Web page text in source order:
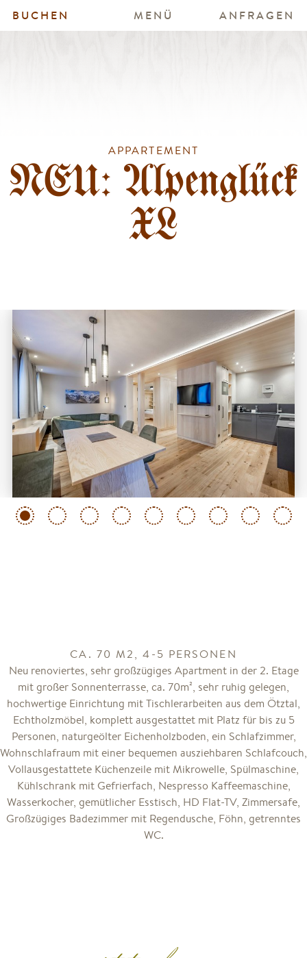
BUCHEN MENÜ ANFRAGEN
APPARTEMENT
NEU: Alpenglück
XL
CA. 70 M2, 4-5 PERSONEN
Neu renoviertes, sehr großzügiges Apartment in der 2. Etage
mit großer Sonnenterrasse, ca. 70m², sehr ruhig gelegen,
hochwertige Einrichtung mit Tischlerarbeiten aus dem Ötztal,
Echtholzmöbel, komplett ausgestattet mit Platz für bis zu 5
Personen, naturgeölter Eichenholzboden, ein Schlafzimmer,
Wohnschlafraum mit einer bequemen ausziehbaren Schlafcouch,
Vollausgestattete Küchenzeile mit Mikrowelle, Spülmaschine,
Kühlschrank mit Gefrierfach, Nespresso Kaffeemaschine,
Wasserkocher, gemütlicher Esstisch, HD Flat-TV, Zimmersafe,
Großzügiges Badezimmer mit Regendusche, Föhn, getrenntes
WC.